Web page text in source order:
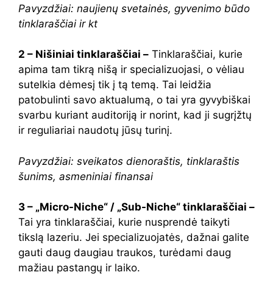
Pavyzdžiai: naujienų svetainės, gyvenimo būdo
tinklaraščiai ir kt
2 – Nišiniai tinklaraščiai – Tinklaraščiai, kurie
apima tam tikrą nišą ir specializuojasi, o vėliau
sutelkia dėmesį tik į tą temą. Tai leidžia
patobulinti savo aktualumą, o tai yra gyvybiškai
svarbu kuriant auditoriją ir norint, kad ji sugrįžtų
ir reguliariai naudotų jūsų turinį.
Pavyzdžiai: sveikatos dienoraštis, tinklaraštis
šunims, asmeniniai finansai
3 – „Micro-Niche“ / „Sub-Niche“ tinklaraščiai –
Tai yra tinklaraščiai, kurie nusprendė taikyti
tikslą lazeriu. Jei specializuojatės, dažnai galite
gauti daug daugiau traukos, turėdami daug
mažiau pastangų ir laiko.